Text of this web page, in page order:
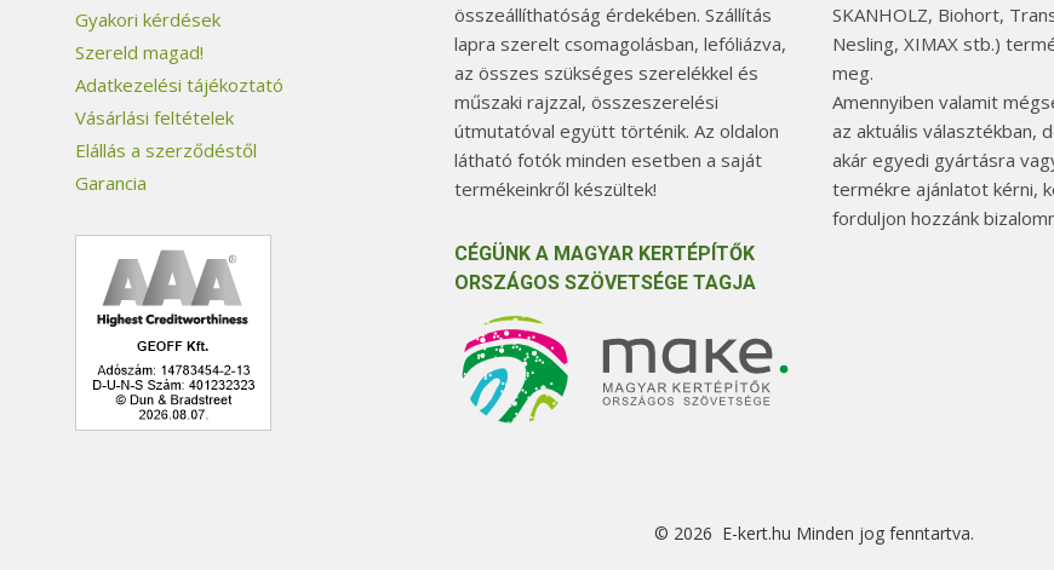
Gyakori kérdések
Szereld magad!
Adatkezelési tájékoztató
Vásárlási feltételek
Elállás a szerződéstől
Garancia
összeállíthatóság érdekében. Szállítás
lapra szerelt csomagolásban, lefóliázva,
az összes szükséges szerelékkel és
műszaki rajzzal, összeszerelési
útmutatóval együtt történik. Az oldalon
látható fotók minden esetben a saját
termékeinkről készültek!
CÉGÜNK A MAGYAR KERTÉPÍTŐK
ORSZÁGOS SZÖVETSÉGE TAGJA
SKANHOLZ, Biohort,
Nesling, XIMAX stb.)
meg.
Amennyiben valamit
az aktuális választékban,
akár egyedi gyártásra
termékre ajánlatot kérni,
forduljon hozzánk
© 2026 E-kert.hu Minden jog fenntartva.